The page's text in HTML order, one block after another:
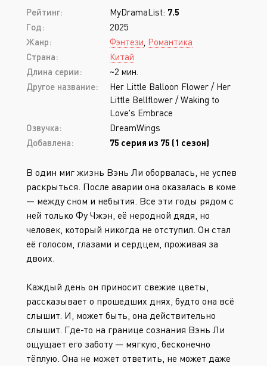
Рейтинг: MyDramaList: 7.5
Год:
2025
Жанр:
Фэнтези Романтика
Страна:
Китай
Длина серии:
~2 мин.
Другое название:
Her Little Balloon Flower / Her
Little Bellflower / Waking to
Love's Embrace
Озвучка:
DreamWings
Добавлена:
75 серия из 75 (1 сезон)
В один миг жизнь Вэнь Ли оборвалась, не успев
раскрыться. После аварии она оказалась в коме
— между сном и небытия. Все эти годы рядом с
ней только Фу Чжэн, её неродной дядя, но
человек, который никогда не отступил. Он стал
её голосом, глазами и сердцем, проживая за
двоих.
Каждый день он приносит свежие цветы,
рассказывает о прошедших днях, будто она всё
слышит. И, может быть, она действительно
слышит. Где-то на границе сознания Вэнь Ли
ощущает его заботу — мягкую, бесконечно
тёплую. Она не может ответить, не может даже